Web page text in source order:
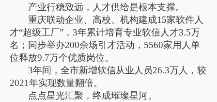
产业行稳致远，人才供给是根本支撑。
重庆联动企业、高校、机构建成15家软件人
才“超级工厂”，3年累计培育专业软信人才3.5万
名；同步举办200余场引才活动，5560家用人单
位释放9.7万个优质岗位。
3年间，全市新增软信从业人员26.3万人，较
2021年实现数量翻倍。
点点星光汇聚，终成璀璨星河。